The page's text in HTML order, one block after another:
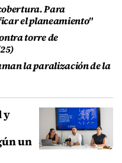
Para
el planeamiento"
torre de
la paralización de la
y
un